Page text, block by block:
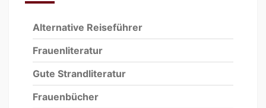
Alternative Reiseführer
Frauenliteratur
Gute Strandliteratur
Frauenbücher